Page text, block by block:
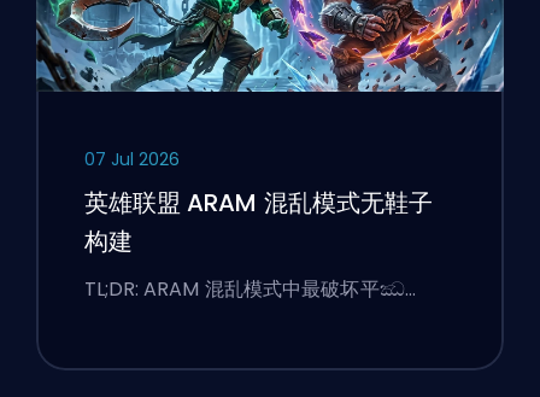
07 Jul 2026
英雄联盟 ARAM 混乱模式无鞋子
构建
TL;DR: ARAM 混乱模式中最破坏平ඣ…